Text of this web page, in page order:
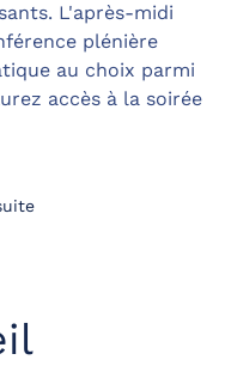
L'après-midi
plénière
au choix parmi
accès à la soirée